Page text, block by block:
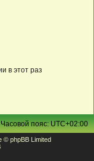
в этот раз
Часовой пояс:UTC+02:00
© phpBB Limited